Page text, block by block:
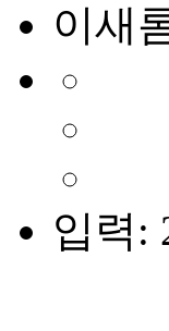
이새
입력: